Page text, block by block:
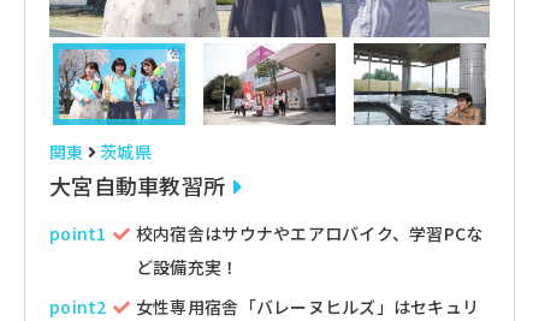
関東 茨城県
大宮自動車教習所
point1
校内宿舎はサウナやエアロバイク、学習PCな
ど設備充実！
point2
女性専用宿舎「バレーヌヒルズ」はセキュリ